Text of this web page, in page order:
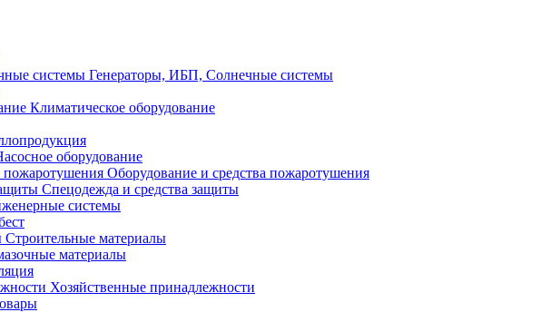
Генераторы, ИБП, Солнечные системы
Климатическое оборудование
оборудование
Оборудование и средства пожаротушения
Спецодежда и средства защиты
системы
Строительные материалы
материалы
Хозяйственные принадлежности